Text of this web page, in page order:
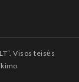
Visos teisės